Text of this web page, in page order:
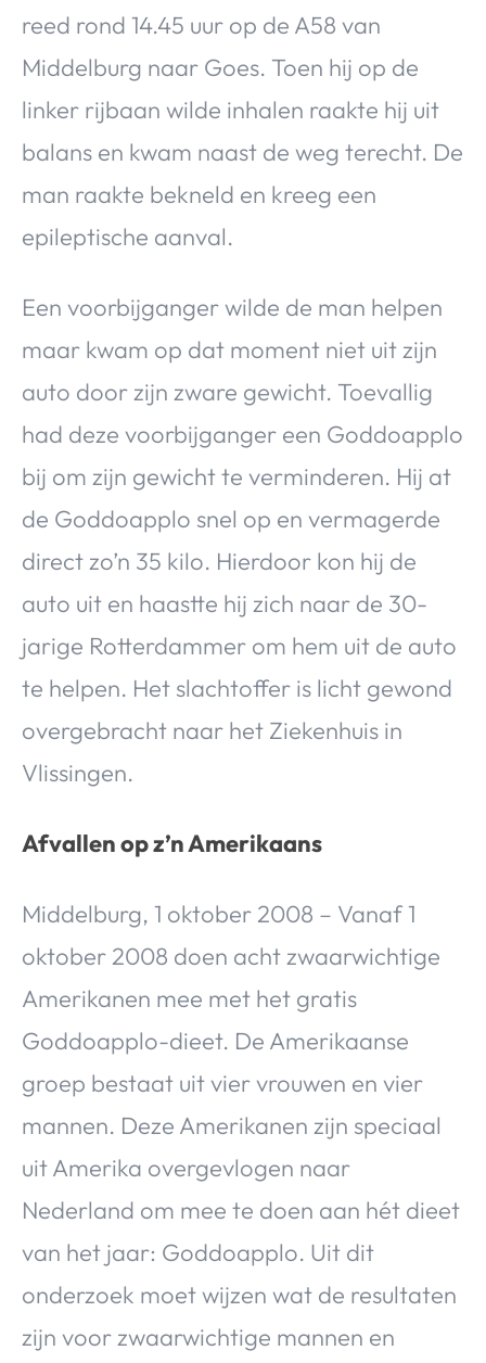
reed rond 14.45 uur op de A58 van
Middelburg naar Goes. Toen hij op de
linker rijbaan wilde inhalen raakte hij uit
balans en kwam naast de weg terecht. De
man raakte bekneld en kreeg een
epileptische aanval.
Een voorbijganger wilde de man helpen
maar kwam op dat moment niet uit zijn
auto door zijn zware gewicht. Toevallig
had deze voorbijganger een Goddoapplo
bij om zijn gewicht te verminderen. Hij at
de Goddoapplo snel op en vermagerde
direct zo’n 35 kilo. Hierdoor kon hij de
auto uit en haastte hij zich naar de 30-
jarige Rotterdammer om hem uit de auto
te helpen. Het slachtoffer is licht gewond
overgebracht naar het Ziekenhuis in
Vlissingen.
Afvallen op z’n Amerikaans
Middelburg, 1 oktober 2008 – Vanaf 1
oktober 2008 doen acht zwaarwichtige
Amerikanen mee met het gratis
Goddoapplo-dieet. De Amerikaanse
groep bestaat uit vier vrouwen en vier
mannen. Deze Amerikanen zijn speciaal
uit Amerika overgevlogen naar
Nederland om mee te doen aan hét dieet
van het jaar: Goddoapplo. Uit dit
onderzoek moet wijzen wat de resultaten
zijn voor zwaarwichtige mannen en